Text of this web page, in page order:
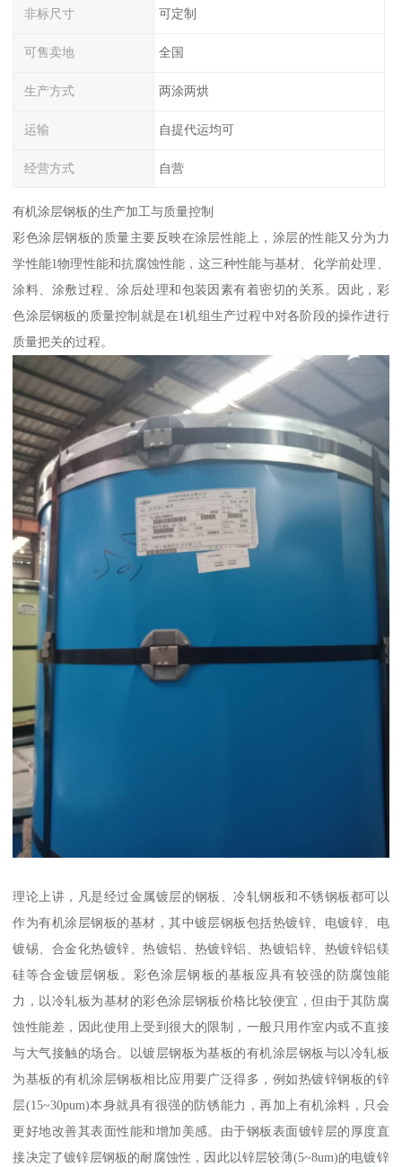
非标尺寸 可定制
可售卖地 全国
生产方式 两涂两烘
运输 自提代运均可
经营方式 自营
有机涂层钢板的生产加工与质量控制
彩色涂层钢板的质量主要反映在涂层性能上，涂层的性能又分为力
学性能1物理性能和抗腐蚀性能，这三种性能与基材、化学前处理、
涂料、涂敷过程、涂后处理和包装因素有着密切的关系。因此，彩
色涂层钢板的质量控制就是在1机组生产过程中对各阶段的操作进行
质量把关的过程。
理论上讲，凡是经过金属镀层的钢板、冷轧钢板和不锈钢板都可以
作为有机涂层钢板的基材，其中镀层钢板包括热镀锌、电镀锌、电
镀锡、合金化热镀锌、热镀铝、热镀锌铝、热镀铝锌、热镀锌铝镁
硅等合金镀层钢板。彩色涂层钢板的基板应具有较强的防腐蚀能
力，以冷轧板为基材的彩色涂层钢板价格比较便宜，但由于其防腐
蚀性能差，因此使用上受到很大的限制，一般只用作室内或不直接
与大气接触的场合。以镀层钢板为基板的有机涂层钢板与以冷轧板
为基板的有机涂层钢板相比应用要广泛得多，例如热镀锌钢板的锌
层(15~30pum)本身就具有很强的防锈能力，再加上有机涂料，只会
更好地改善其表面性能和增加美感。由于钢板表面镀锌层的厚度直
接决定了镀锌层钢板的耐腐蚀性，因此以锌层较薄(5~8um)的电镀锌